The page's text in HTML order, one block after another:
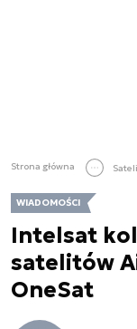
Strona główna
WIADOMOŚCI
Intelsat
satelitów
OneSat